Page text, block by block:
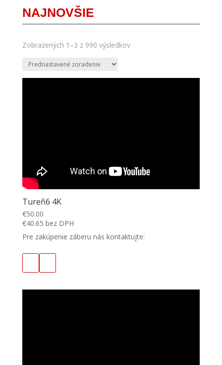
NAJNOVŠIE
Zobrazených 1–3 z 990 výsledkov
Tureň6 4K
€50.00
€40.65 bez DPH
Pre zakúpenie záberu nás kontaktujte: